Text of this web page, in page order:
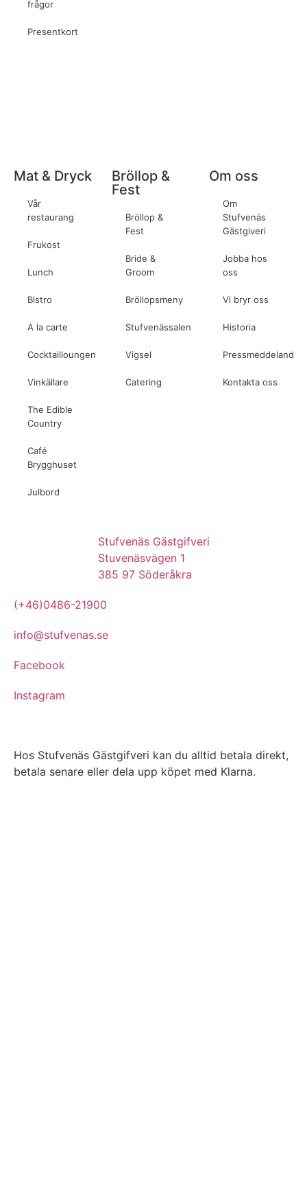
frågor
Presentkort
Mat & Dryck
Vår
restaurang
Frukost
Lunch
Bistro
A la carte
Cocktailloungen
Vinkällare
The Edible
Country
Café
Brygghuset
Julbord
Bröllop &
Fest
Bröllop &
Fest
Bride &
Groom
Bröllopsmeny
Stufvenässalen
Vigsel
Catering
Om oss
Om
Stufvenäs
Gästgiveri
Jobba hos
oss
Vi bryr oss
Historia
Pressmeddelanden
Kontakta oss
Stufvenäs Gästgifveri
Stuvenäsvägen 1
385 97 Söderåkra
(+46)0486-21900
info@stufvenas.se
Facebook
Instagram
Hos Stufvenäs Gästgifveri kan du alltid betala direkt,
betala senare eller dela upp köpet med Klarna.